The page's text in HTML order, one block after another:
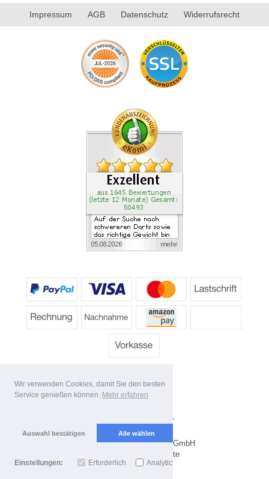
Wir verwenden Cookies, damit Sie den besten
Service genießen können. Mehr erfahren
Auswahl bestätigen Alle wählen
Einstellungen: Erforderlich Analytics
Impressum AGB Datenschutz Widerrufsrecht
Lieferbedingungen
Copyright 2026 by Dartpoint GmbH
Mobile Shop by Shopgate